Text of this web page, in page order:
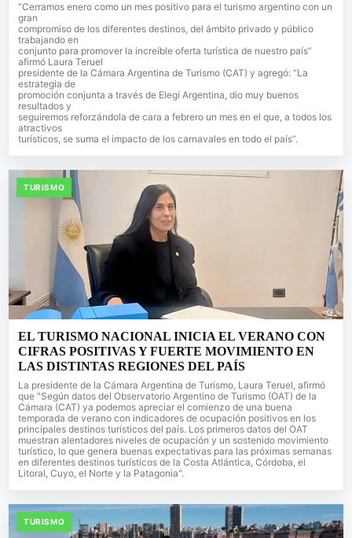
“Cerramos enero como un mes positivo para el turismo argentino con un
gran
compromiso de los diferentes destinos, del ámbito privado y público
trabajando en
conjunto para promover la increíble oferta turística de nuestro país”
afirmó Laura Teruel
presidente de la Cámara Argentina de Turismo (CAT) y agregó: “La
estrategia de
promoción conjunta a través de Elegí Argentina, dio muy buenos
resultados y
seguiremos reforzándola de cara a febrero un mes en el que, a todos los
atractivos
turísticos, se suma el impacto de los carnavales en todo el país”.
TURISMO
EL TURISMO NACIONAL INICIA EL VERANO CON
CIFRAS POSITIVAS Y FUERTE MOVIMIENTO EN
LAS DISTINTAS REGIONES DEL PAÍS
La presidente de la Cámara Argentina de Turismo, Laura Teruel, afirmó
que "Según datos del Observatorio Argentino de Turismo (OAT) de la
Cámara (CAT) ya podemos apreciar el comienzo de una buena
temporada de verano con indicadores de ocupación positivos en los
principales destinos turísticos del país. Los primeros datos del OAT
muestran alentadores niveles de ocupación y un sostenido movimiento
turístico, lo que genera buenas expectativas para las próximas semanas
en diferentes destinos turísticos de la Costa Atlántica, Córdoba, el
Litoral, Cuyo, el Norte y la Patagonia".
TURISMO